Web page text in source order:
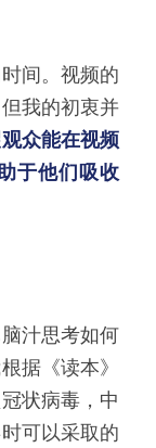
间。视频的
我的初衷并
众能在视频
于他们吸收
汁思考如何
据《读本》
状病毒，中
可以采取的